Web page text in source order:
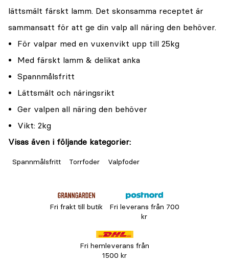
lättsmält färskt lamm. Det skonsamma receptet är
sammansatt för att ge din valp all näring den behöver.
För valpar med en vuxenvikt upp till 25kg
Med färskt lamm & delikat anka
Spannmålsfritt
Lättsmält och näringsrikt
Ger valpen all näring den behöver
Vikt: 2kg
Visas även i följande kategorier:
Spannmålsfritt Torrfoder Valpfoder
Fri frakt till butik
Fri leverans från 700
kr
Fri hemleverans från
1500 kr